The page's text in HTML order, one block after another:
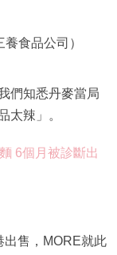
食品公司）
們知悉丹麥當局
太辣」。
6個月被診斷出
出售，MORE就此